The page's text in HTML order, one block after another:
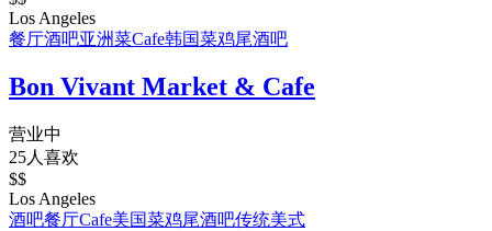
Los Angeles
餐厅酒吧亚洲菜Cafe韩国菜鸡尾酒吧
Bon Vivant Market & Cafe
营业中
25人喜欢
$$
Los Angeles
酒吧餐厅Cafe美国菜鸡尾酒吧传统美式